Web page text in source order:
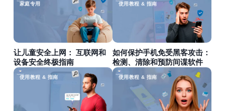
家庭专用
让儿童安全上网： 互联网和
设备安全终极指南
使用教程 & 指南
如何保护手机免受黑客攻击：
检测、清除和预防间谍软件
使用教程 & 指南 使用教程 & 指南